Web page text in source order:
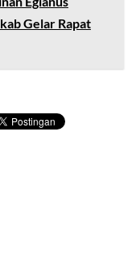
Gelar Rapat